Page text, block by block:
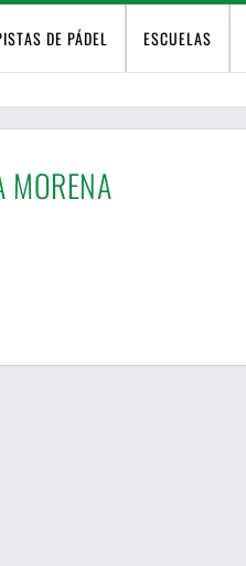
DE PÁDEL ESCUELAS
MORENA